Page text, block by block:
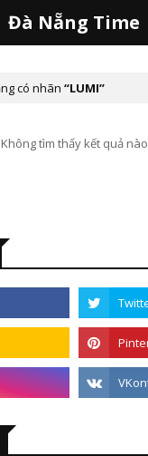
Đà Nẵng Time
có nhãn LUMI
Không tìm thấy kết quả nào